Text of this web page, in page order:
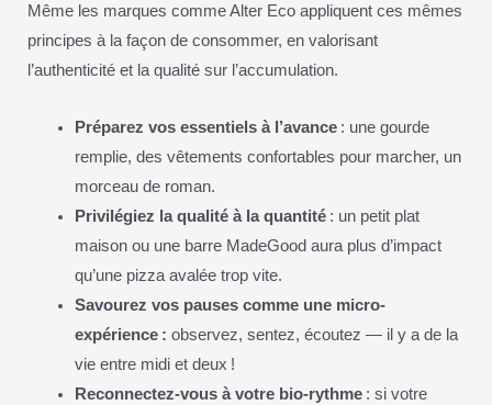
Même les marques comme Alter Eco appliquent ces mêmes
principes à la façon de consommer, en valorisant
l’authenticité et la qualité sur l’accumulation.
Préparez vos essentiels à l’avance : une gourde
remplie, des vêtements confortables pour marcher, un
morceau de roman.
Privilégiez la qualité à la quantité : un petit plat
maison ou une barre MadeGood aura plus d’impact
qu’une pizza avalée trop vite.
Savourez vos pauses comme une micro-
expérience : observez, sentez, écoutez — il y a de la
vie entre midi et deux !
Reconnectez-vous à votre bio-rythme : si votre